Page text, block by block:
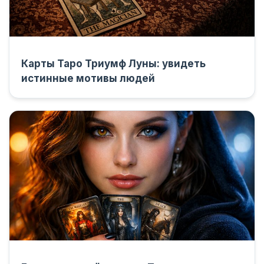
Карты Таро Триумф Луны: увидеть
истинные мотивы людей